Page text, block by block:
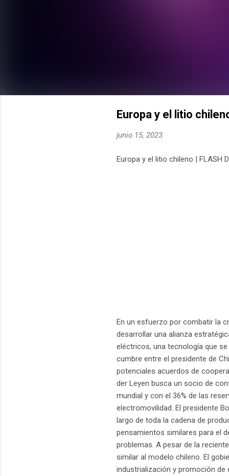
Europa y el litio
junio 15, 2023
Europa y el litio chileno | FLASH
En un esfuerzo por combatir la
desarrollar una alianza
eléctricos, una tecnología que
cumbre entre el presidente de
potenciales acuerdos de
der Leyen busca un socio de
mundial y con el 36% de las
electromovilidad. El presidente
largo de toda la cadena de
pensamientos similares para el
problemas. A pesar de la
similar al modelo chileno. El
industrialización y promoción de